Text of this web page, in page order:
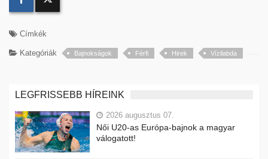
Címkék
Kategóriák Bajnokságok Férfi Hirek Vízilabda
LEGFRISSEBB HÍREINK
2026 augusztus 07.
Női U20-as Európa-bajnok a magyar
válogatott!